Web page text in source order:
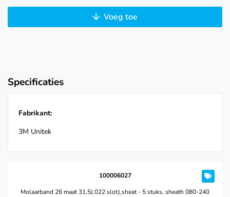
Voeg toe
Specificaties
Fabrikant:
3M Unitek
100006027
Molaarband 26 maat 31,5(.022 slot),sheat - 5 stuks, sheath 080-240